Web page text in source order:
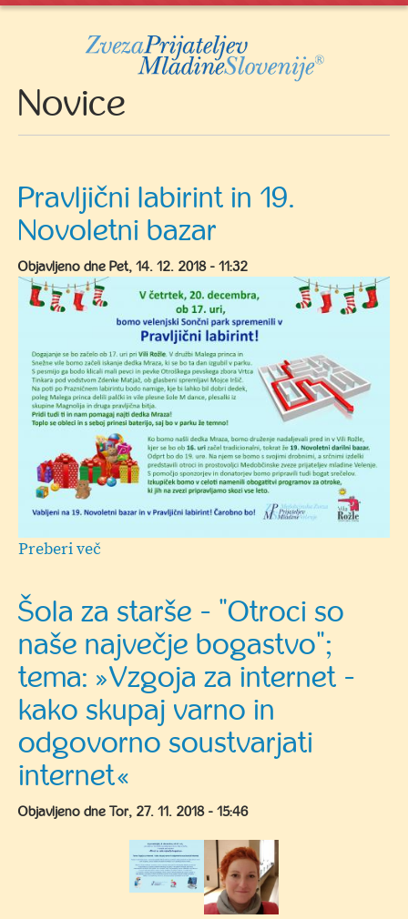
Novice
Pravljični labirint in 19.
Novoletni bazar
Objavljeno dne Pet, 14. 12. 2018 - 11:32
Preberi več
in
19.
Novoletni
bazar
Šola za starše - "Otroci so
naše največje bogastvo";
tema: »Vzgoja za internet -
kako skupaj varno in
odgovorno soustvarjati
internet«
Objavljeno dne Tor, 27. 11. 2018 - 15:46